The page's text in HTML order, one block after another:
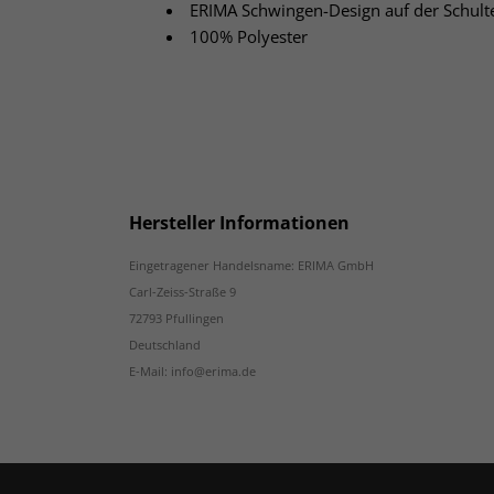
ERIMA Schwingen-Design auf der
100% Polyester
Hersteller Informationen
Eingetragener Handelsname: ERIMA GmbH
Carl-Zeiss-Straße 9
72793 Pfullingen
Deutschland
E-Mail: info@erima.de